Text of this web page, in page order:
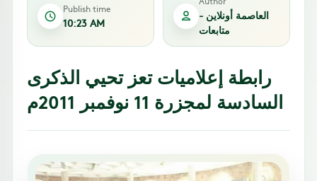
Publish time
10:23 AM
العاصمة أونلاين -
متابعات
رابطة إعلاميات تعز تحيي الذكرى
السادسة لمجزرة 11 نوفمبر 2011م